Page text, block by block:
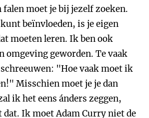
falen moet je bij jezelf zoeken.
beïnvloeden, is je eigen
moeten leren. Ik ben ook
omgeving geworden. Te vaak
"Hoe vaak moet ik
Misschien moet je je dan
ik het eens ánders zeggen,
Ik moet Adam Curry niet de